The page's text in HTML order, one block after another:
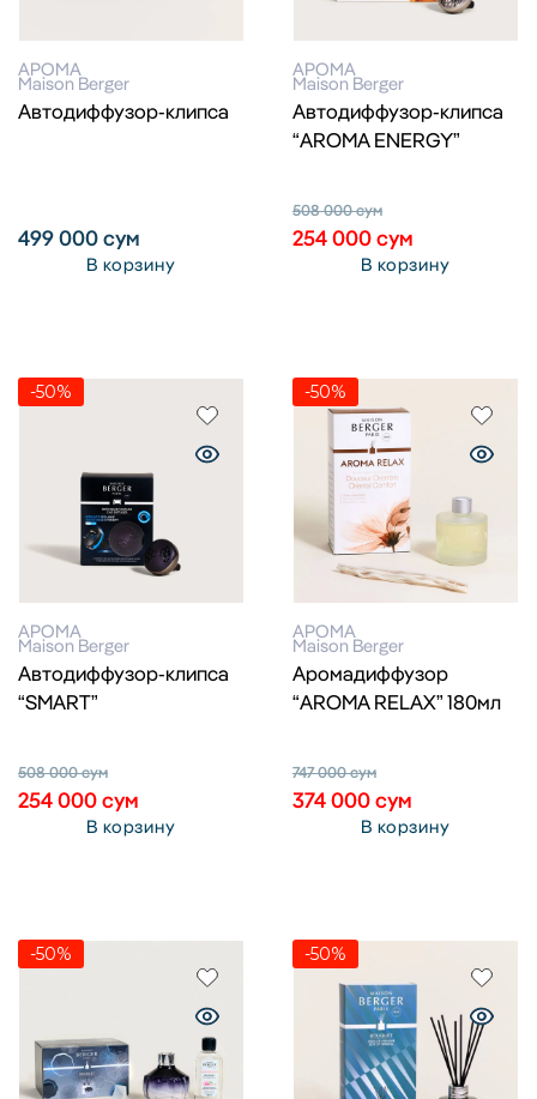
АРОМА
Maison Berger
Автодиффузор-клипса
499 000сум
В корзину
АРОМА
Maison Berger
Автодиффузор-клипса
“AROMA ENERGY”
508 000сум
254 000сум
В корзину
-50%
АРОМА
Maison Berger
Автодиффузор-клипса
“SMART”
508 000сум
254 000сум
В корзину
-50%
АРОМА
Maison Berger
Аромадиффузор
“AROMA RELAX” 180мл
747 000сум
374 000сум
В корзину
-50% -50%